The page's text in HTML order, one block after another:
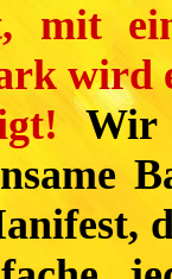
mit
wird
Wir